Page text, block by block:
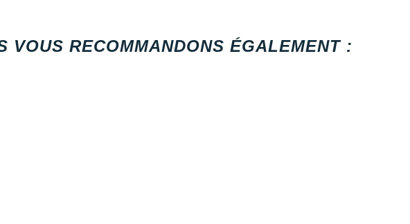
VOUS RECOMMANDONS ÉGALEMENT :